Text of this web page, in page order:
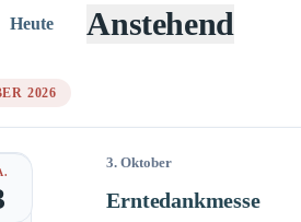
Heute Anstehend
2026
Erntedankmesse
3. Oktober